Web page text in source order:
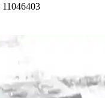
11046403